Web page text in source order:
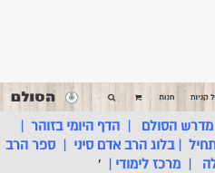
הסולם |הדף היומי בזוהר
|בלוג הרב אדם סיני |ספר הרב
מרכז לימודי '